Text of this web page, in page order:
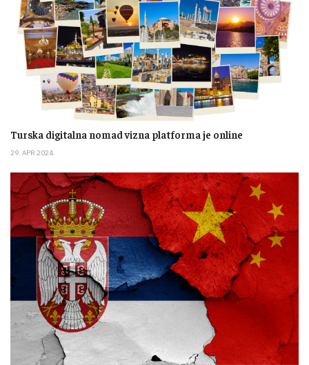
Turska digitalna nomad vizna platforma je online
29. APR 2024.